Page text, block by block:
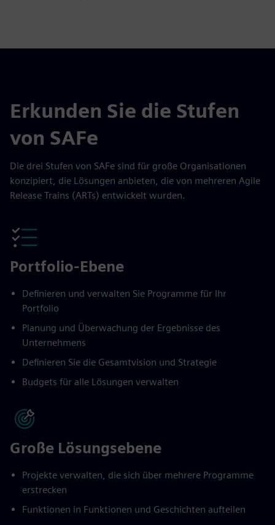
Erkunden Sie die Stufen
von SAFe
Die drei Stufen von SAFe sind für große Organisationen
konzipiert, die Lösungen anbieten, die von mehreren Agile
Release Trains (ARTs) entwickelt wurden.
Portfolio-Ebene
Definieren und verwalten Sie Programme für Ihr
Portfolio
Planung und Überwachung der Ergebnisse des
Unternehmens
Definieren Sie die Gesamtvision und Strategie
Budgets für alle Lösungen verwalten
Große Lösungsebene
Projekte verwalten, die sich über mehrere Programme
erstrecken
Funktionen in Funktionen und Geschichten aufteilen